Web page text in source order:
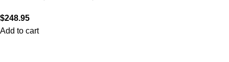
$248.95
Add to cart